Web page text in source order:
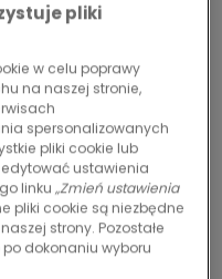
pliki
w celu poprawy
na naszej stronie,
spersonalizowanych
pliki cookie lub
ustawienia
linku„Zmień ustawienia
pliki cookie są niezbędne
strony. Pozostałe
dokonaniu wyboru